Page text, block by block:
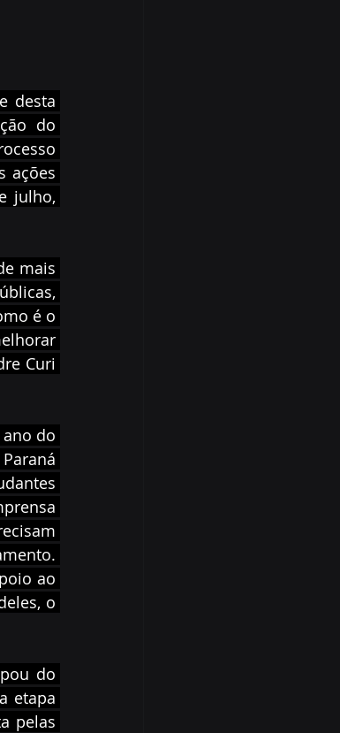
desta
do
ações
julho,
mais
é o
Curi
do
ao
o
do
etapa
pelas